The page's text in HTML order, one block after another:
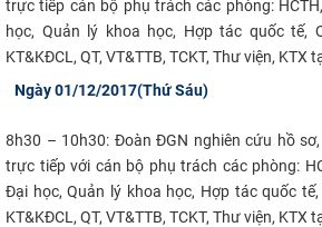
trực tiếp cán bộ phụ trách các phòng:
học, Quản lý khoa học, Hợp tác quốc tế,
KT&KĐCL, QT, VT&TTB, TCKT, Thư viện, KTX
Ngày 01/12/2017(Thứ Sáu)​
8h30 – 10h30: Đoàn ĐGN nghiên cứu hồ
trực tiếp với cán bộ phụ trách các phòng:
Đại học, Quản lý khoa học, Hợp tác quốc tế,
KT&KĐCL, QT, VT&TTB, TCKT, Thư viện, KTX